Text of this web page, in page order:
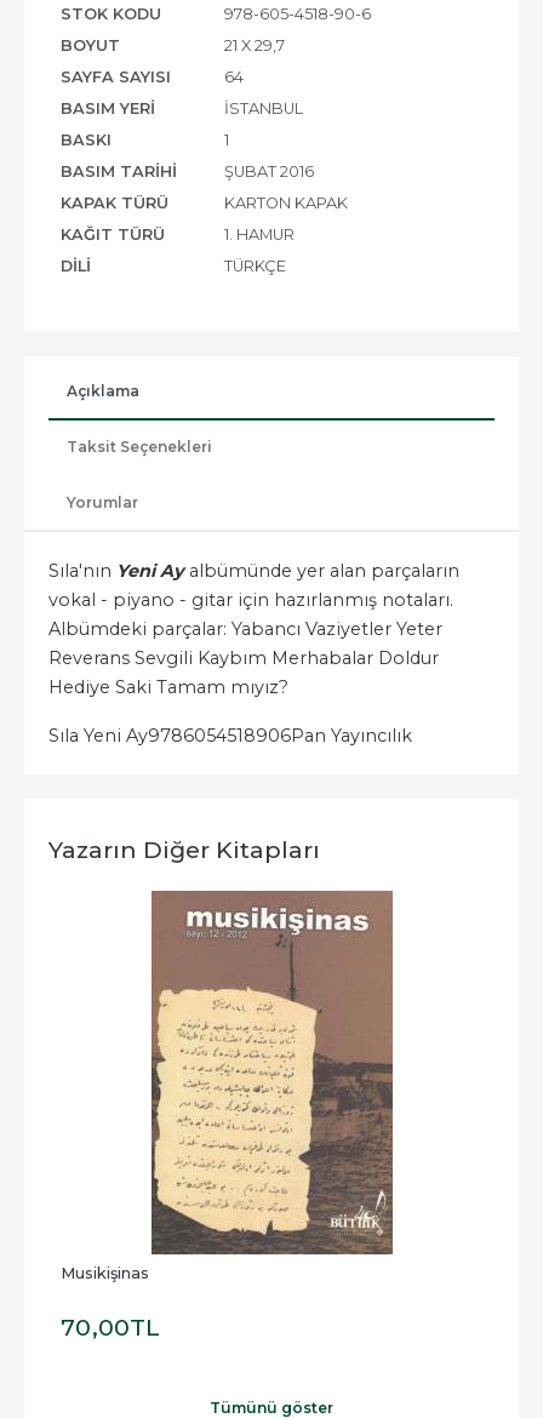
STOK KODU
978-605-4518-90-6
BOYUT
21 X 29,7
SAYFA SAYISI
64
BASIM YERI
İSTANBUL
BASKI
1
BASIM TARIHI
ŞUBAT 2016
KAPAK TÜRÜ
KARTON KAPAK
KAĞIT TÜRÜ
1. HAMUR
DILI
TÜRKÇE
Açıklama
Taksit Seçenekleri
Yorumlar
Sıla'nın Yeni Ay albümünde yer alan parçaların
vokal - piyano - gitar için hazırlanmış notaları.
Albümdeki parçalar: Yabancı Vaziyetler Yeter
Reverans Sevgili Kaybım Merhabalar Doldur
Hediye Saki Tamam mıyız?
Sıla Yeni Ay9786054518906Pan Yayıncılık
Yazarın Diğer Kitapları
Musikişinas
70,00TL
Tümünü göster